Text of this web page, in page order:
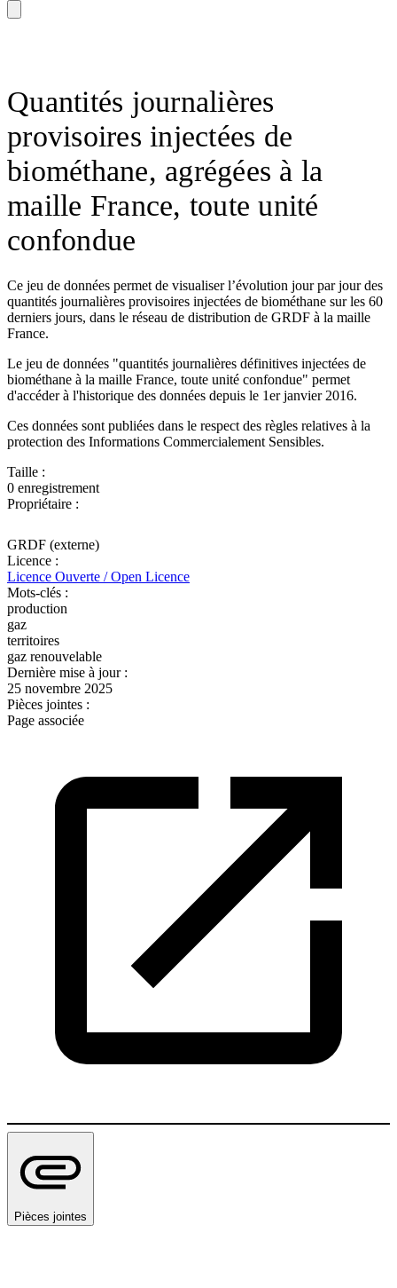
Quantités journalières
provisoires injectées de
biométhane, agrégées à la
maille France, toute unité
confondue
Ce jeu de données permet de visualiser l’évolution jour par jour des
quantités journalières provisoires injectées de biométhane sur les 60
derniers jours, dans le réseau de distribution de GRDF à la maille
France.
Le jeu de données "quantités journalières définitives injectées de
biométhane à la maille France, toute unité confondue" permet
d'accéder à l'historique des données depuis le 1er janvier 2016.
Ces données sont publiées dans le respect des règles relatives à la
protection des Informations Commercialement Sensibles.
Taille :
0 enregistrement
Propriétaire :
GRDF (externe)
Licence :
Licence Ouverte / Open Licence
Mots-clés :
production
gaz
territoires
gaz renouvelable
Dernière mise à jour :
25 novembre 2025
Pièces jointes :
Page associée
Pièces jointes